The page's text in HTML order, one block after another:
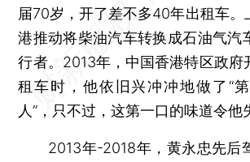
届70岁，开了差不多40年出租车。
港推动将柴油汽车转换成石油气汽
行者。2013年，中国香港特区政府
租车时，他依旧兴冲冲地做了“
人”，只不过，这第一口的味道令他
2013年-2018年，黄永忠先后